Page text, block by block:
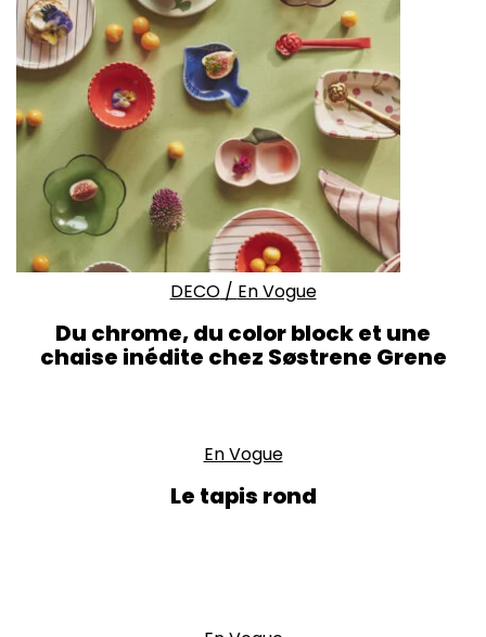
DECO/ En Vogue
Du chrome, du color block et une
chaise inédite chez Søstrene Grene
En Vogue
Le tapis rond